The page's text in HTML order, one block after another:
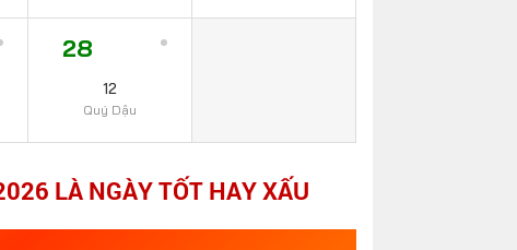
28
12
Quý Dậu
LÀ NGÀY TỐT HAY XẤU